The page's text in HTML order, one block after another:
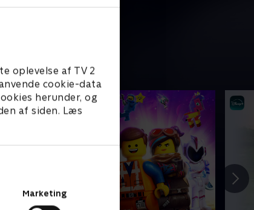
oplevelse af TV 2
cookie-data
herunder, og
af siden. Læs
Marketing